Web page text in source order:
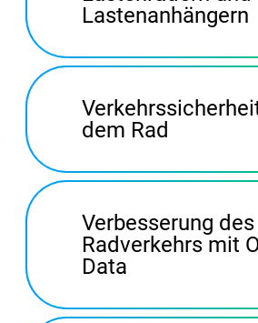
Lastenanhängern
dem Rad
Verbesserung des
Radverkehrs mit
Data